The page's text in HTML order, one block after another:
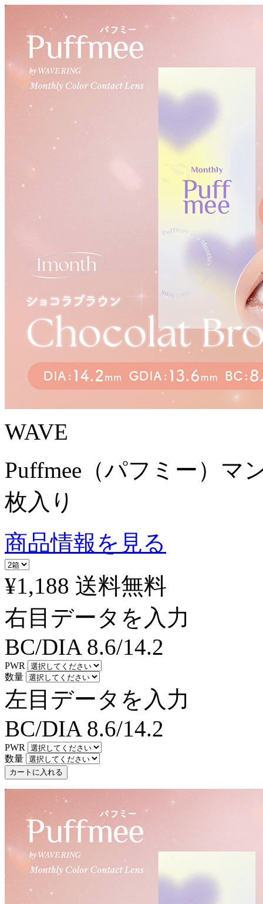
WAVE
Puffmee（パフミー）マ
枚入り
商品情報を見る
¥1,188 送料無料
右目データを入力
BC/DIA 8.6/14.2
PWR
数量
左目データを入力
BC/DIA 8.6/14.2
PWR
数量
カートに入れる